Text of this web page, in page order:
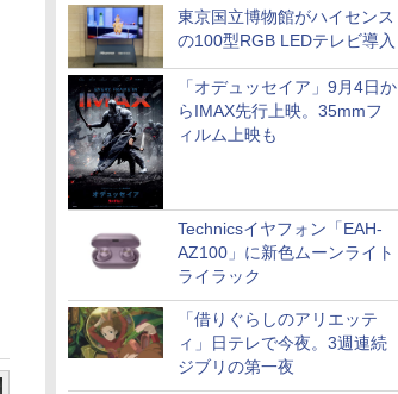
東京国立博物館がハイセンス
の100型RGB LEDテレビ導入
「オデュッセイア」9月4日か
らIMAX先行上映。35mmフ
ィルム上映も
Technicsイヤフォン「EAH-
AZ100」に新色ムーンライト
ライラック
「借りぐらしのアリエッテ
ィ」日テレで今夜。3週連続
ジブリの第一夜